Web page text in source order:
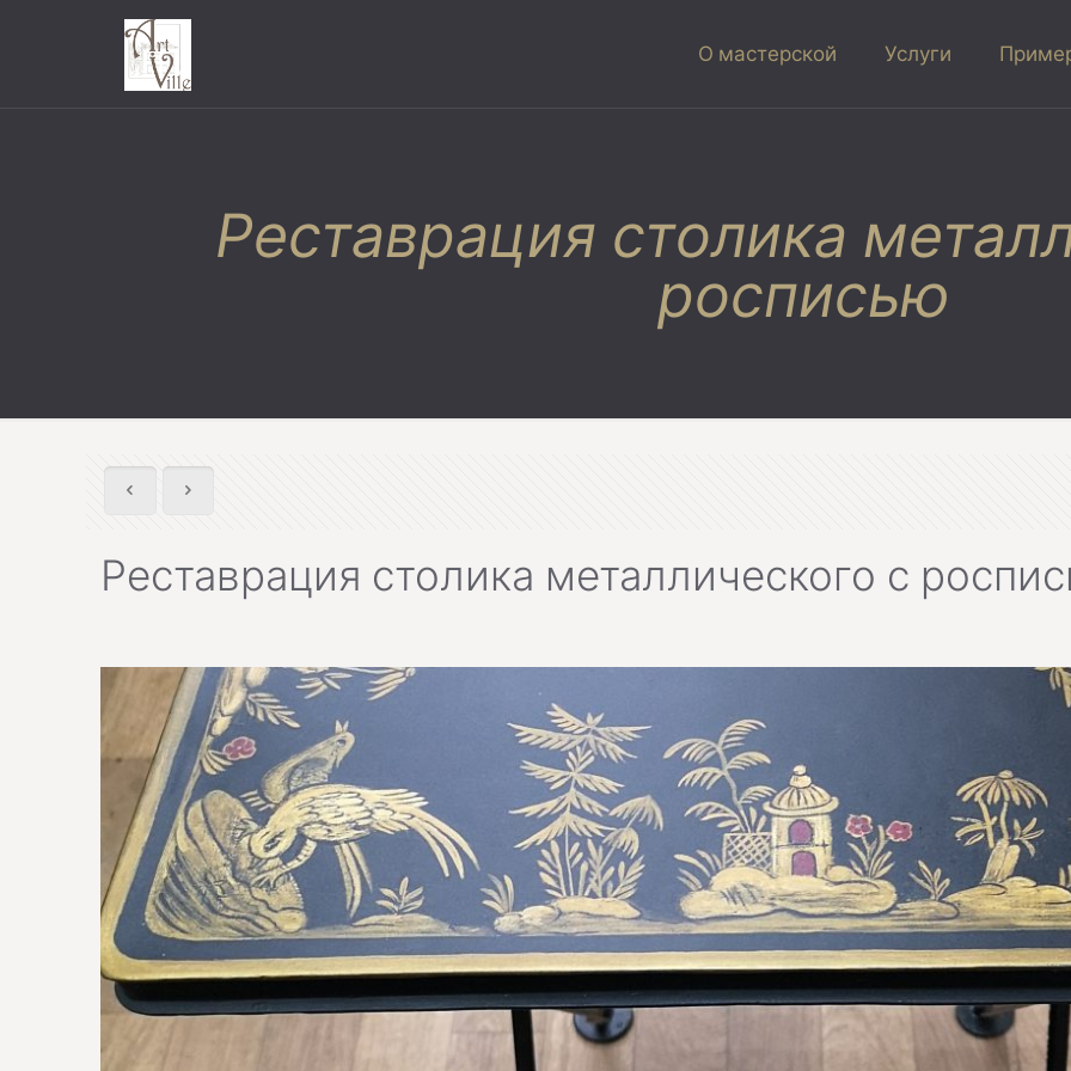
О мастерской Услуги
Реставрация столика
росписью
Реставрация столика металлического с